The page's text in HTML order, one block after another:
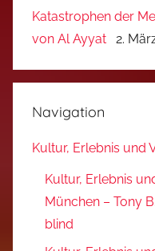
Katastrophen der
von Al Ayyat
2.
Navigation
Kultur, Erlebnis und
Kultur, Erlebnis
München – Tony
blind